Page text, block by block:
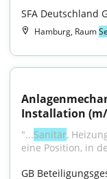
SFA Deutschland
Hamburg, Raum
Installation
"...Sanitär,
eine Position, in
GB